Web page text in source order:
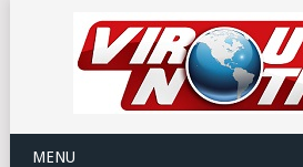
MENU